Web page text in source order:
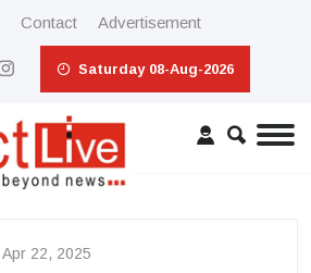
Contact Advertisement
Saturday 08-Aug-2026
Apr 22, 2025